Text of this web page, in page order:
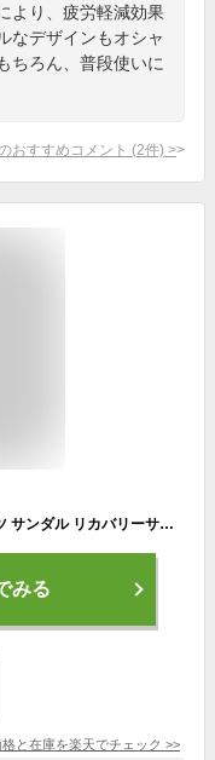
より、疲労軽減効果
なデザインもオシャ
ちろん、普段使いに
おすすめコメント (2件) >
ウーフォス OOFOS ウーオリジナル スポーツ サンダル リカバリーサンダル トング メンズ レディース Ooriginal Sport ブラック ホワイト グレー イエロー 黒 白 5020030 【正規輸入代理店】 母の日
みる
格と在庫を楽天でチェック >>